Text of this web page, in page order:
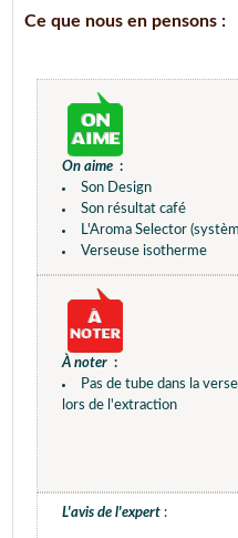
Ce que nous en pensons :
On aime :
Son Design
Son résultat café
L'Aroma Selector
Verseuse isotherme
À noter :
Pas de tube dans la
lors de l'extraction
L'avis de l'expert :